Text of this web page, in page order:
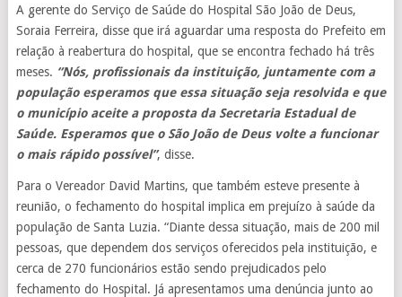
A gerente do Serviço de Saúde do Hospital São João de Deus,
Soraia Ferreira, disse que irá aguardar uma resposta do Prefeito em
relação à reabertura do hospital, que se encontra fechado há três
meses. “Nós, profissionais da instituição, juntamente com a
população esperamos que essa situação seja resolvida e que
o município aceite a proposta da Secretaria Estadual de
Saúde. Esperamos que o São João de Deus volte a funcionar
o mais rápido possível”, disse.
Para o Vereador David Martins, que também esteve presente à
reunião, o fechamento do hospital implica em prejuízo à saúde da
população de Santa Luzia. “Diante dessa situação, mais de 200 mil
pessoas, que dependem dos serviços oferecidos pela instituição, e
cerca de 270 funcionários estão sendo prejudicados pelo
fechamento do Hospital. Já apresentamos uma denúncia junto ao